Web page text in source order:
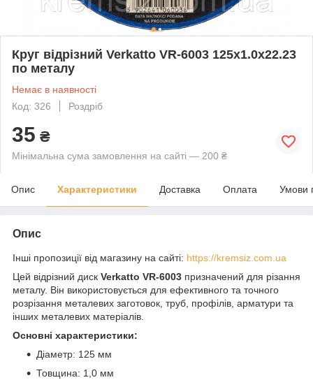
Круг відрізний Verkatto VR-6003 125x1.0х22.23
по металу
Немає в наявності
Код: 326
Роздріб
35 ₴
Мінімальна сума замовлення на сайті — 200 ₴
Опис Характеристики Доставка Оплата Умови
Опис
Інші пропозиції від магазину на сайті: https://kremsiz.com.ua
Цей відрізний диск Verkatto VR-6003 призначений для різання
металу. Він використовується для ефективного та точного
розрізання металевих заготовок, труб, профілів, арматури та
інших металевих матеріалів.
Основні характеристики:
Діаметр: 125 мм
Товщина: 1,0 мм